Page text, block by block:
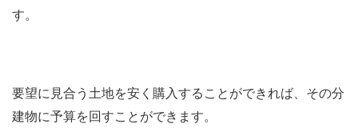
す。
要望に見合う土地を安く購入することができれば、その分
建物に予算を回すことができます。